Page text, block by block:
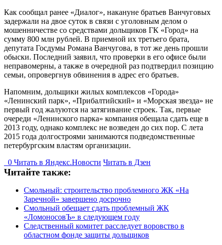
Как сообщал ранее «Диалог», накануне братьев Ванчуговых
задержали на двое суток в связи с уголовным делом о
мошенничестве со средствами дольщиков ГК «Город» на
сумму 800 млн рублей. В приемной их третьего брата,
депутата Госдумы Романа Ванчугова, в тот же день прошли
обыски. Последний заявил, что проверки в его офисе были
неправомерны, а также в очередной раз подтвердил позицию
семьи, опровергнув обвинения в адрес его братьев.
Напомним, дольщики жилых комплексов «Города»
«Ленинский парк», «Прибалтийский» и «Морская звезда» не
первый год жалуются на затягивание строек. Так, первые
очереди «Ленинского парка» компания обещала сдать еще в
2013 году, однако комплекс не возведен до сих пор. С лета
2015 года долгостроями занимаются подведомственные
петербургским властям организации.
0 Читать в Яндекс.Новости Читать в Дзен
Читайте также:
Смольный: строительство проблемного ЖК «На
Заречной» завершено досрочно
Смольный обещает сдать проблемный ЖК
«ЛомоносовЪ» в следующем году
Следственный комитет расследует воровство в
областном фонде защиты дольщиков